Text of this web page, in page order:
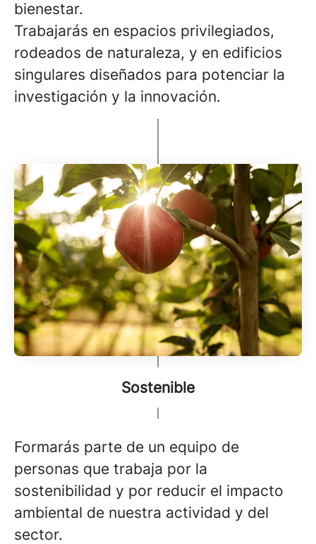
bienestar.
Trabajarás en espacios privilegiados,
rodeados de naturaleza, y en edificios
singulares diseñados para potenciar la
investigación y la innovación.
Sostenible
Formarás parte de un equipo de
personas que trabaja por la
sostenibilidad y por reducir el impacto
ambiental de nuestra actividad y del
sector.